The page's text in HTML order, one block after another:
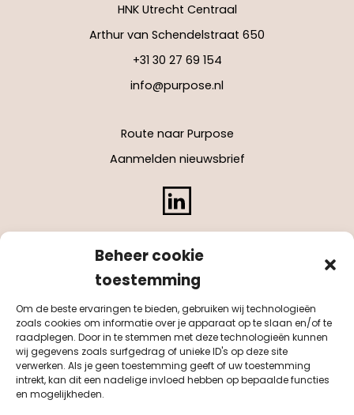
Beheer cookie
toestemming
Om de beste ervaringen te bieden, gebruiken wij technologieën
zoals cookies om informatie over je apparaat op te slaan en/of te
raadplegen. Door in te stemmen met deze technologieën kunnen
wij gegevens zoals surfgedrag of unieke ID's op deze site
verwerken. Als je geen toestemming geeft of uw toestemming
intrekt, kan dit een nadelige invloed hebben op bepaalde functies
en mogelijkheden.
HNK Utrecht Centraal
Arthur van Schendelstraat 650
+31 30 27 69 154
info@purpose.nl
Route naar Purpose
Aanmelden nieuwsbrief